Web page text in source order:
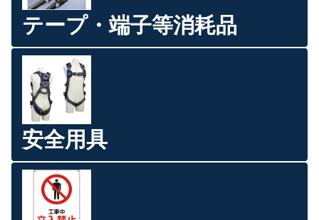
テープ・端子等消耗品
安全用具